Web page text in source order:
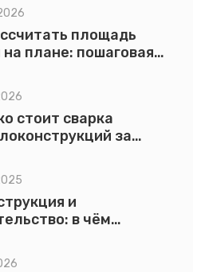
площадь
плане: пошаговая
стоит сварка
за
и
в чём